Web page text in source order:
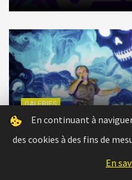
GALERIES
Festival Pause
En continuant à
des cookies à des fins de
En